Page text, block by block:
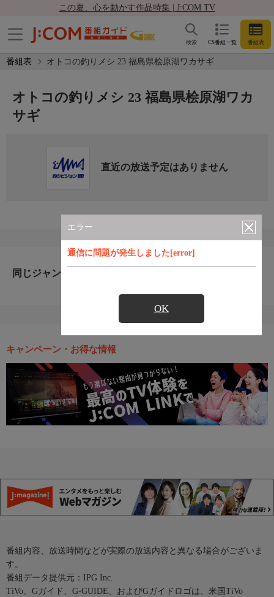
この夏、心を動かす作品特集 | J:COM TV
CS番組一覧 番組表
検索
番組表 オトコの釣りメシ 23 福島県桧原湖ワカサギ
エラー
通信に問題が発生しました[error]
OK
オトコの釣りメシ 23 福島県桧原湖ワカ
サギ
直近の放送予定はありません
同じジャンルのおすすめ番組
キャンペーン・お得な情報
番組内容、放送時間などが実際の放送内容と異なる場合がございま
す。
番組データ提供元：IPG Inc.
TiVo、Gガイド、G-GUIDE、およびGガイドロゴは、米国TiVo